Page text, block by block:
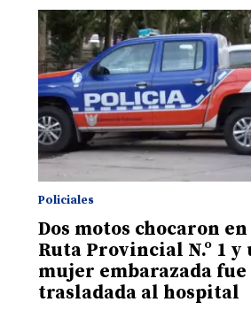
Policiales
Dos motos chocaron
Ruta Provincial N.º 1 y
mujer embarazada fue
trasladada al hospital